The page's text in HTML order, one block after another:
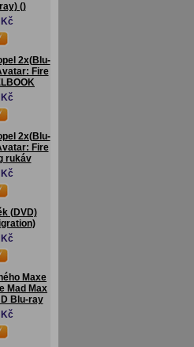
()
2x(Blu-
Fire
2x(Blu-
Fire
rukáv
(DVD)
Maxe
Mad Max
Blu-ray